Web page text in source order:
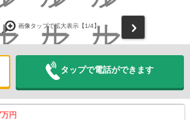
画像タップで拡大表示【1/4】
タップで電話ができます
円